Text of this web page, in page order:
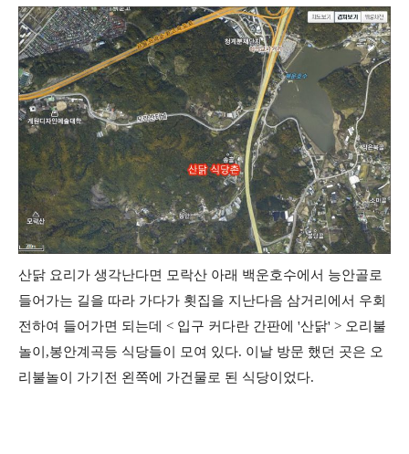
산닭 요리가 생각난다면 모락산 아래 백운호수에서 능안골로
들어가는 길을 따라 가다가 횟집을 지난다음 삼거리에서 우회
전하여 들어가면 되는데 < 입구 커다란 간판에 '산닭' > 오리불
놀이,봉안계곡등 식당들이 모여 있다. 이날 방문 했던 곳은 오
리불놀이 가기전 왼쪽에 가건물로 된 식당이었다.